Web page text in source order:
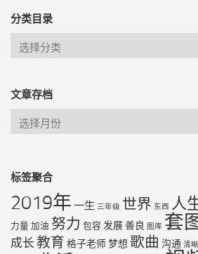
分类目录
文章存档
标签聚合
2019年 一生 三年级 世界 东西 人
力量 加油 努力 包容 发展善良 图库 套
成长 教育 格子老师梦想 歌曲 沟通 清晰